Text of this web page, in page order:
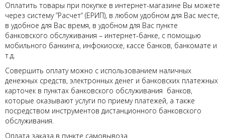
Оплатить товары при покупке в интернет-магазине Вы можете
через систему ”Расчет“ (ЕРИП), в любом удобном для Вас месте,
в удобное для Вас время, в удобном для Вас пункте
банковского обслуживания – интернет-банке, с помощью
мобильного банкинга, инфокиоске, кассе банков, банкомате и
т.д.
Совершить оплату можно с использованием наличных
денежных средств, электронных денег и банковских платежных
карточек в пунктах банковского обслуживания банков,
которые оказывают услуги по приему платежей, а также
посредством инструментов дистанционного банковского
обслуживания.
Оплата заказа в пункте самовывоза